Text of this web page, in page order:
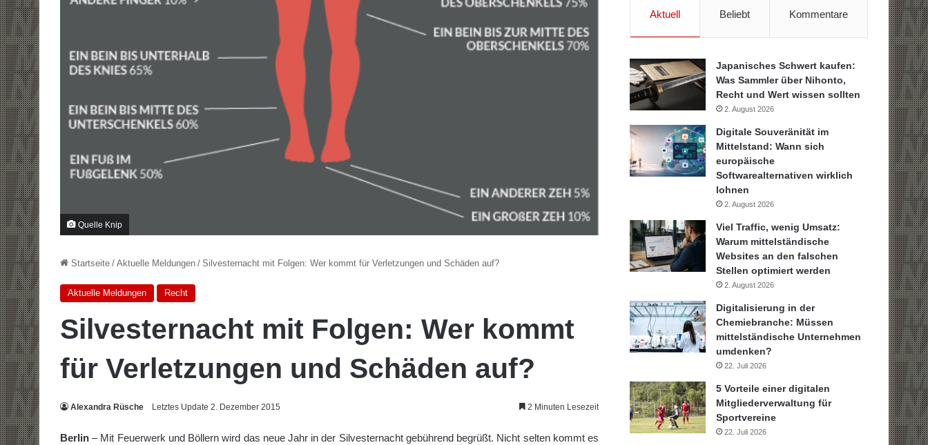
Quelle Knip
Startseite / Aktuelle Meldungen / Silvesternacht mit Folgen: Wer kommt für Verletzungen und Schäden auf?
Aktuelle Meldungen Recht
Silvesternacht mit Folgen: Wer kommt
für Verletzungen und Schäden auf?
Alexandra Rüsche Letztes Update 2. Dezember 2015 2 Minuten Lesezeit
Berlin – Mit Feuerwerk und Böllern wird das neue Jahr in der Silvesternacht gebührend begrüßt. Nicht selten kommt es
Aktuell Beliebt Kommentare
Japanisches Schwert kaufen:
Was Sammler über Nihonto,
Recht und Wert wissen sollten
2. August 2026
Digitale Souveränität im
Mittelstand: Wann sich
europäische
Softwarealternativen wirklich
lohnen
2. August 2026
Viel Traffic, wenig Umsatz:
Warum mittelständische
Websites an den falschen
Stellen optimiert werden
2. August 2026
Digitalisierung in der
Chemiebranche: Müssen
mittelständische Unternehmen
umdenken?
22. Juli 2026
5 Vorteile einer digitalen
Mitgliederverwaltung für
Sportvereine
22. Juli 2026